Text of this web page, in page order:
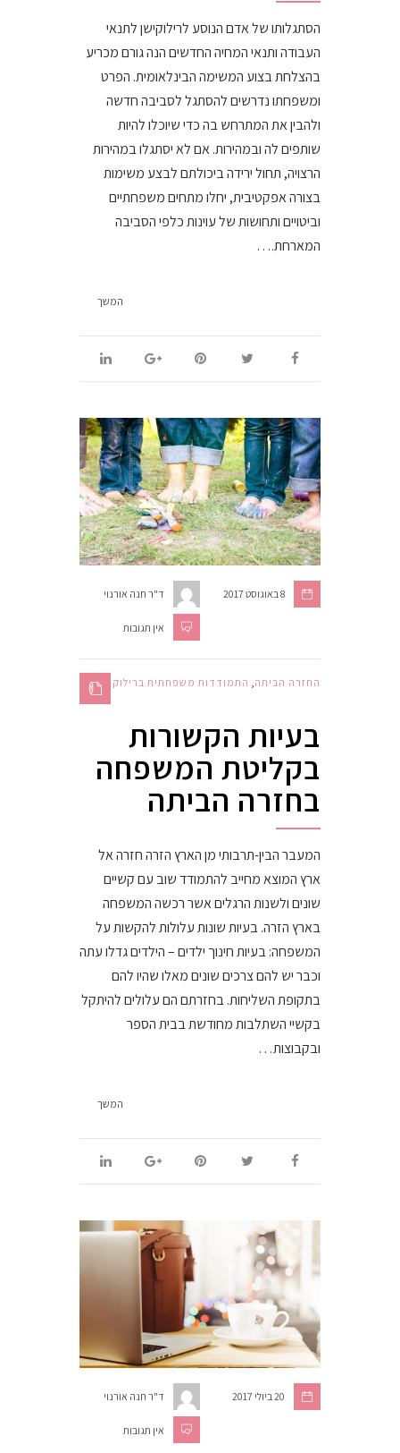
הסתגלותו של אדם הנוסע לרילוקישן לתנאי
העבודה ותנאי המחיה החדשים הנה גורם מכריע
בהצלחת בצוע המשימה הבינלאומית. הפרט
ומשפחתו נדרשים להסתגל לסביבה חדשה
ולהבין את המתרחש בה כדי שיוכלו להיות
שותפים לה ובמהירות. אם לא יסתגלו במהירות
הרצויה, תחול ירידה ביכולתם לבצע משימות
בצורה אפקטיבית, יחלו מתחים משפחתיים
וביטויים ותחושות של עוינות כלפי הסביבה
המארחת.…
המשך
ד"ר חנה אורנוי 8 באוגוסט 2017
אין תגובות
החזרה הביתה התמודדות משפחתית ברילוקיישן
בעיות הקשורות
בקליטת המשפחה
בחזרה הביתה
המעבר הבין-תרבותי מן הארץ הזרה חזרה אל
ארץ המוצא מחייב להתמודד שוב עם קשיים
שונים ולשנות הרגלים אשר רכשה המשפחה
בארץ הזרה. בעיות שונות עלולות להקשות על
המשפחה: בעיות חינוך ילדים – הילדים גדלו עתה
וכבר יש להם צרכים שונים מאלו שהיו להם
בתקופת השליחות. בחזרתם הם עלולים להיתקל
בקשיי השתלבות מחודשת בבית הספר
ובקבוצות…
המשך
ד"ר חנה אורנוי 20 ביולי 2017
אין תגובות